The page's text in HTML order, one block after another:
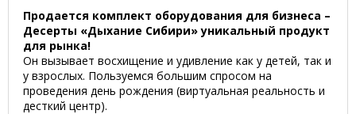
Продается комплект оборудования для бизнеса –
Десерты «Дыхание Сибири» уникальный продукт
для рынка!
Он вызывает восхищение и удивление как у детей, так и
у взрослых. Пользуемся большим спросом на
проведения день рождения (виртуальная реальность и
десткий центр).